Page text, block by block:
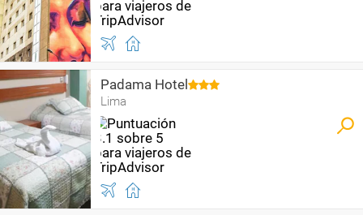
Padama Hotel
Lima